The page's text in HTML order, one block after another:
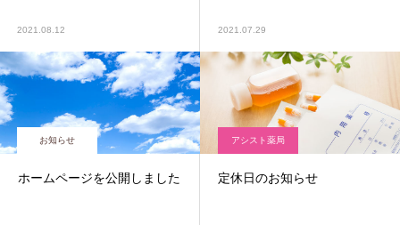
2021.08.12 2021.07.29
お知らせ
ホームページを公開しました
アシスト薬局
定休日のお知らせ